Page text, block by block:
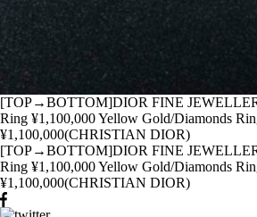
[TOP→BOTTOM]DIOR FINE
Ring ¥1,100,000 Yellow Gold/Diamonds
¥1,100,000(CHRISTIAN DIOR)
[TOP→BOTTOM]DIOR FINE
Ring ¥1,100,000 Yellow Gold/Diamonds
¥1,100,000(CHRISTIAN DIOR)